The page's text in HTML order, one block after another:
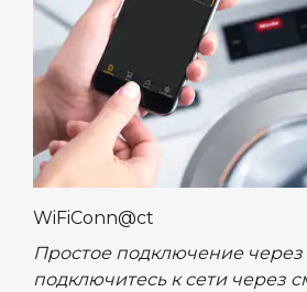
WiFiConn@ct
Простое подключение через
подключитесь к сети через